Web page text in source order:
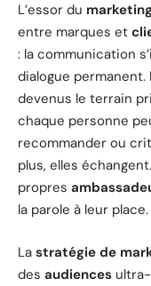
L’essor du
entre marques et
: la communication
dialogue permanent.
devenus le terrain
chaque personne
recommander ou
plus, elles
propres
la parole à leur place.
La stratégie de
des audiences